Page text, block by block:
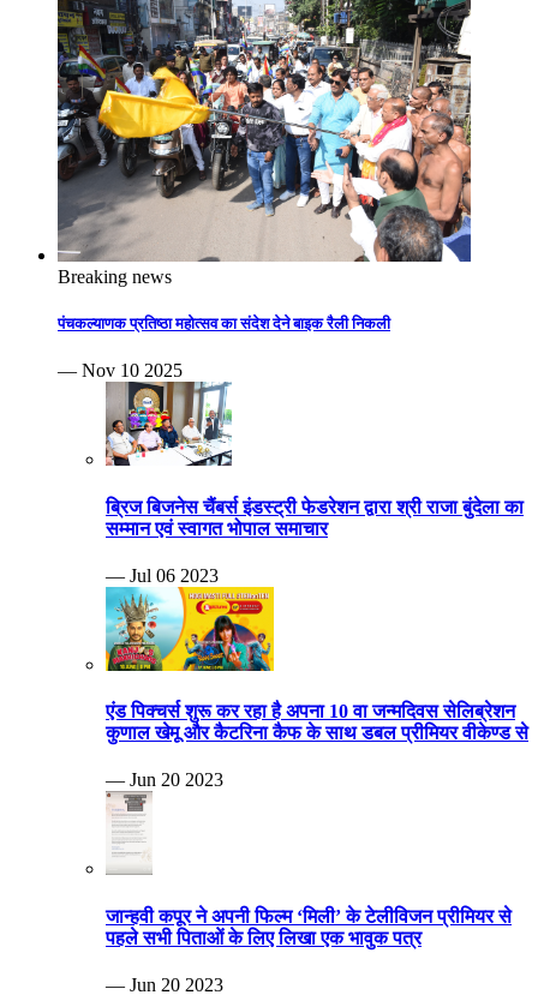
Breaking news
पंचकल्याणक प्रतिष्ठा महोत्सव का संदेश देने बाइक रैली निकली
— Nov 10 2025
ब्रिज बिजनेस चैंबर्स इंडस्ट्री फेडरेशन द्वारा श्री राजा बुंदेला का
सम्मान एवं स्वागत भोपाल समाचार
— Jul 06 2023
एंड पिक्चर्स शुरू कर रहा है अपना 10 वा जन्मदिवस सेलिब्रेशन
कुणाल खेमू और कैटरिना कैफ के साथ डबल प्रीमियर वीकेण्ड से
— Jun 20 2023
जान्हवी कपूर ने अपनी फिल्म ‘मिली’ के टेलीविजन प्रीमियर से
पहले सभी पिताओं के लिए लिखा एक भावुक पत्र
— Jun 20 2023